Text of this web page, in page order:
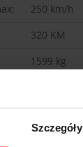
Szczegóły
250 km/h
320 KM
1599 kg